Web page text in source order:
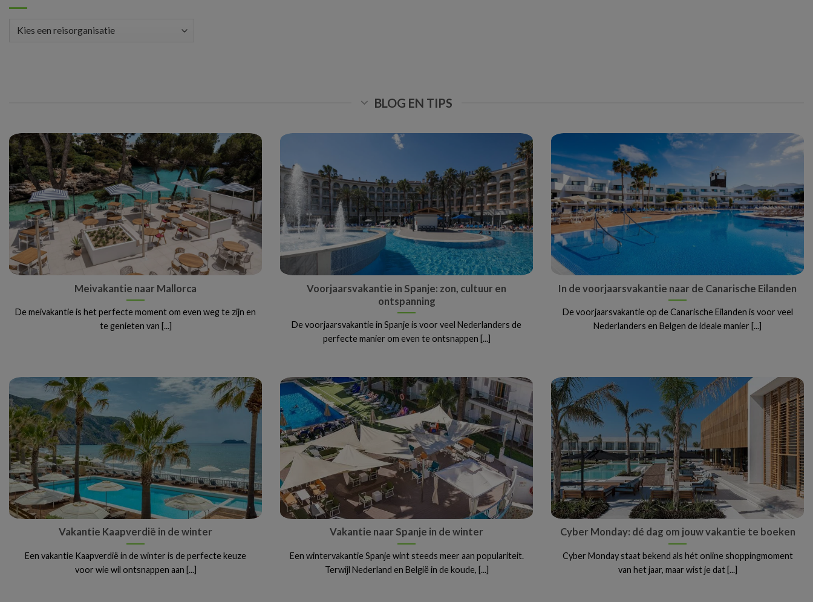
BLOG EN TIPS
Meivakantie naar Mallorca
De meivakantie is het perfecte moment om even weg te zijn en
te genieten van [...]
Voorjaarsvakantie in Spanje: zon, cultuur en
ontspanning
De voorjaarsvakantie in Spanje is voor veel Nederlanders de
perfecte manier om even te ontsnappen [...]
In de voorjaarsvakantie naar de Canarische Eilanden
De voorjaarsvakantie op de Canarische Eilanden is voor veel
Nederlanders en Belgen de ideale manier [...]
Vakantie Kaapverdië in de winter
Een vakantie Kaapverdië in de winter is de perfecte keuze
voor wie wil ontsnappen aan [...]
Vakantie naar Spanje in de winter
Een wintervakantie Spanje wint steeds meer aan populariteit.
Terwijl Nederland en België in de koude, [...]
Cyber Monday: dé dag om jouw vakantie te boeken
Cyber Monday staat bekend als hét online shoppingmoment
van het jaar, maar wist je dat [...]